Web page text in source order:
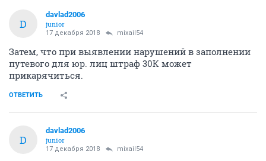
D
davlad2006
junior
17 декабря 2018 mixail54
Затем, что при выявлении нарушений в заполнении
путевого для юр. лиц штраф 30К может
прикарячиться.
ОТВЕТИТЬ
D
davlad2006
junior
17 декабря 2018 mixail54